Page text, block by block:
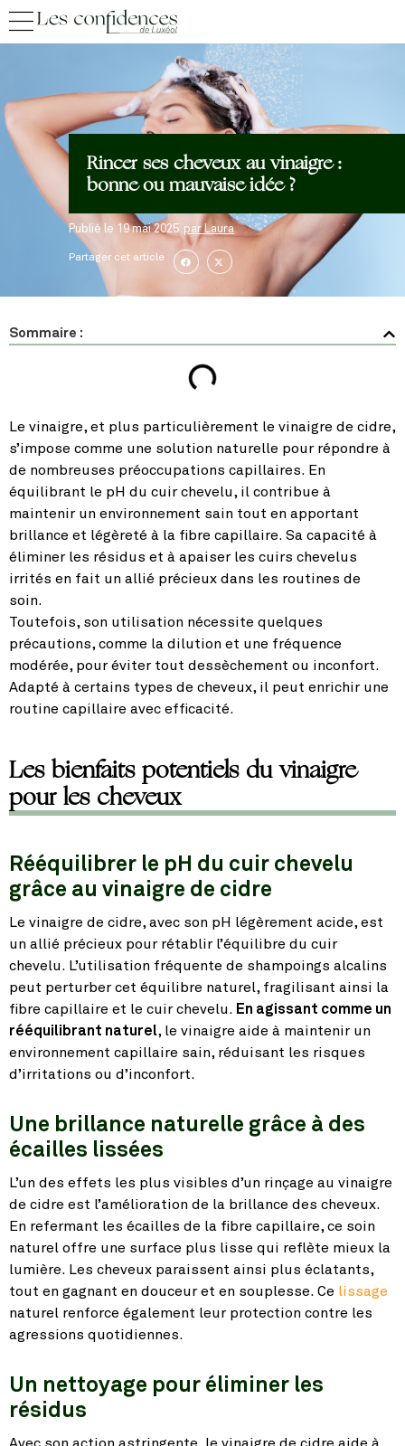
Rincer ses cheveux au vinaigre :
bonne ou mauvaise idée ?
Publié le 19 mai 2025 parLaura
Partager cet article
Sommaire :
Le vinaigre, et plus particulièrement le vinaigre de cidre,
s’impose comme une solution naturelle pour répondre à
de nombreuses préoccupations capillaires. En
équilibrant le pH du cuir chevelu, il contribue à
maintenir un environnement sain tout en apportant
brillance et légèreté à la fibre capillaire. Sa capacité à
éliminer les résidus et à apaiser les cuirs chevelus
irrités en fait un allié précieux dans les routines de
soin.
Toutefois, son utilisation nécessite quelques
précautions, comme la dilution et une fréquence
modérée, pour éviter tout dessèchement ou inconfort.
Adapté à certains types de cheveux, il peut enrichir une
routine capillaire avec efficacité.
Les bienfaits potentiels du vinaigre
pour les cheveux
Rééquilibrer le pH du cuir chevelu
grâce au vinaigre de cidre
Le vinaigre de cidre, avec son pH légèrement acide, est
un allié précieux pour rétablir l’équilibre du cuir
chevelu. L’utilisation fréquente de shampoings alcalins
peut perturber cet équilibre naturel, fragilisant ainsi la
fibre capillaire et le cuir chevelu. En agissant comme un
rééquilibrant naturel, le vinaigre aide à maintenir un
environnement capillaire sain, réduisant les risques
d’irritations ou d’inconfort.
Une brillance naturelle grâce à des
écailles lissées
L’un des effets les plus visibles d’un rinçage au vinaigre
de cidre est l’amélioration de la brillance des cheveux.
En refermant les écailles de la fibre capillaire, ce soin
naturel offre une surface plus lisse qui reflète mieux la
lumière. Les cheveux paraissent ainsi plus éclatants,
tout en gagnant en douceur et en souplesse. Ce lissage
naturel renforce également leur protection contre les
agressions quotidiennes.
Un nettoyage pour éliminer les
résidus